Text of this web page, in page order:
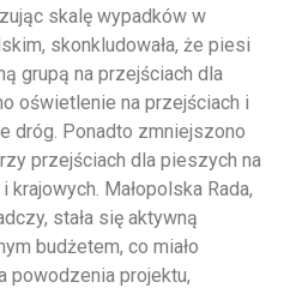
skalę wypadków w
skonkludowała, że piesi
grupą na przejściach dla
oświetlenie na przejściach i
dróg. Ponadto zmniejszono
przejściach dla pieszych na
Małopolska Rada,
stała się aktywną
budżetem, co miało
powodzenia projektu,